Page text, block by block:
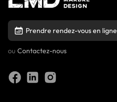
Prendre rendez-vous en ligne
ou Contactez-nous